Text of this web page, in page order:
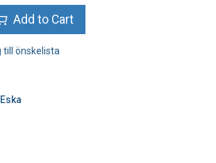
Add to Cart
till önskelista
Eska